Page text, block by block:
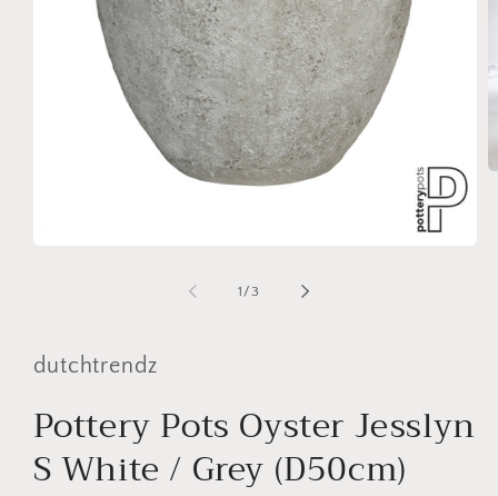
1/van
3
dutchtrendz
Pottery Pots Oyster Jesslyn
S White / Grey (D50cm)